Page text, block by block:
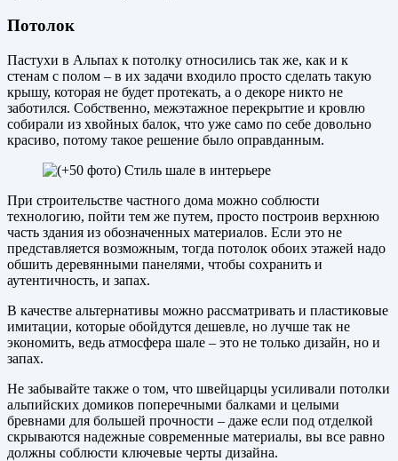
Потолок
Пастухи в Альпах к потолку относились так же, как и к
стенам с полом – в их задачи входило просто сделать такую
крышу, которая не будет протекать, а о декоре никто не
заботился. Собственно, межэтажное перекрытие и кровлю
собирали из хвойных балок, что уже само по себе довольно
красиво, потому такое решение было оправданным.
При строительстве частного дома можно соблюсти
технологию, пойти тем же путем, просто построив верхнюю
часть здания из обозначенных материалов. Если это не
представляется возможным, тогда потолок обоих этажей надо
обшить деревянными панелями, чтобы сохранить и
аутентичность, и запах.
В качестве альтернативы можно рассматривать и пластиковые
имитации, которые обойдутся дешевле, но лучше так не
экономить, ведь атмосфера шале – это не только дизайн, но и
запах.
Не забывайте также о том, что швейцарцы усиливали потолки
альпийских домиков поперечными балками и целыми
бревнами для большей прочности – даже если под отделкой
скрываются надежные современные материалы, вы все равно
должны соблюсти ключевые черты дизайна.